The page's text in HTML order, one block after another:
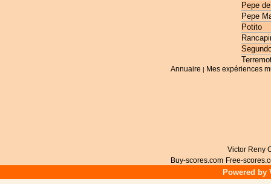
Pepe
Pepe
Potito
Annuaire | Mes expériences
Victor Reny
Buy-scores.com Free-
Powered by